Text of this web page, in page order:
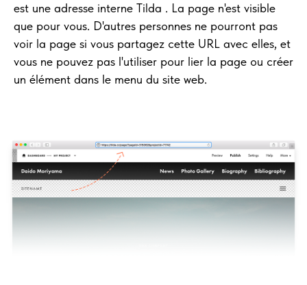
est une adresse interne Tilda . La page n'est visible
que pour vous. D'autres personnes ne pourront pas
voir la page si vous partagez cette URL avec elles, et
vous ne pouvez pas l'utiliser pour lier la page ou créer
un élément dans le menu du site web.